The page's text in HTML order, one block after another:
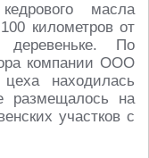
масла
километров от
По
компании ООО
находилась
размещалось на
участков с